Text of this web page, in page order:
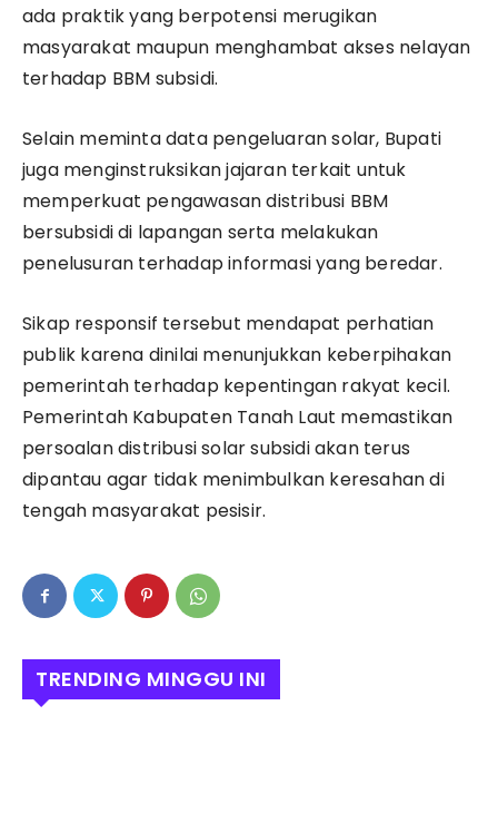
ada praktik yang berpotensi merugikan
masyarakat maupun menghambat akses nelayan
terhadap BBM subsidi.
Selain meminta data pengeluaran solar, Bupati
juga menginstruksikan jajaran terkait untuk
memperkuat pengawasan distribusi BBM
bersubsidi di lapangan serta melakukan
penelusuran terhadap informasi yang beredar.
Sikap responsif tersebut mendapat perhatian
publik karena dinilai menunjukkan keberpihakan
pemerintah terhadap kepentingan rakyat kecil.
Pemerintah Kabupaten Tanah Laut memastikan
persoalan distribusi solar subsidi akan terus
dipantau agar tidak menimbulkan keresahan di
tengah masyarakat pesisir.
TRENDING MINGGU INI